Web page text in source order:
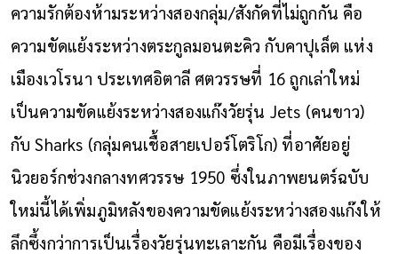
ความรักต้องห้ามระหว่างสองกลุ่ม/สังกัดที่ไม่ถูกกัน คือ
ความขัดแย้งระหว่างตระกูลมอนตะคิว กับคาปุเล็ต แห่ง
เมืองเวโรนา ประเทศอิตาลี ศตวรรษที่ 16 ถูกเล่าใหม่
เป็นความขัดแย้งระหว่างสองแก๊งวัยรุ่น Jets (คนขาว)
กับ Sharks (กลุ่มคนเชื้อสายเปอร์โตริโก) ที่อาศัยอยู่
นิวยอร์กช่วงกลางทศวรรษ 1950 ซึ่งในภาพยนตร์ฉบับ
ใหม่นี้ได้เพิ่มภูมิหลังของความขัดแย้งระหว่างสองแก๊งให้
ลึกซึ้งกว่าการเป็นเรื่องวัยรุ่นทะเลาะกัน คือมีเรื่องของ